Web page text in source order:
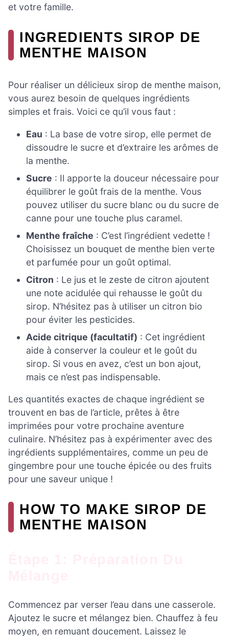
et votre famille.
INGREDIENTS SIROP DE
MENTHE MAISON
Pour réaliser un délicieux sirop de menthe maison,
vous aurez besoin de quelques ingrédients
simples et frais. Voici ce qu’il vous faut :
Eau : La base de votre sirop, elle permet de
dissoudre le sucre et d’extraire les arômes de
la menthe.
Sucre : Il apporte la douceur nécessaire pour
équilibrer le goût frais de la menthe. Vous
pouvez utiliser du sucre blanc ou du sucre de
canne pour une touche plus caramel.
Menthe fraîche : C’est l’ingrédient vedette !
Choisissez un bouquet de menthe bien verte
et parfumée pour un goût optimal.
Citron : Le jus et le zeste de citron ajoutent
une note acidulée qui rehausse le goût du
sirop. N’hésitez pas à utiliser un citron bio
pour éviter les pesticides.
Acide citrique (facultatif) : Cet ingrédient
aide à conserver la couleur et le goût du
sirop. Si vous en avez, c’est un bon ajout,
mais ce n’est pas indispensable.
Les quantités exactes de chaque ingrédient se
trouvent en bas de l’article, prêtes à être
imprimées pour votre prochaine aventure
culinaire. N’hésitez pas à expérimenter avec des
ingrédients supplémentaires, comme un peu de
gingembre pour une touche épicée ou des fruits
pour une saveur unique !
HOW TO MAKE SIROP DE
MENTHE MAISON
Commencez par verser l’eau dans une casserole.
Ajoutez le sucre et mélangez bien. Chauffez à feu
moyen, en remuant doucement. Laissez le